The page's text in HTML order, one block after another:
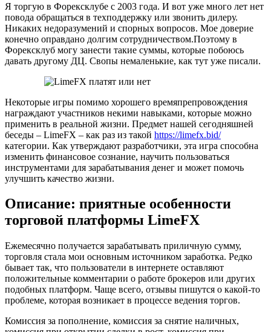
Я торгую в Форексклубе с 2003 года. И вот уже много лет нет
повода обращаться в техподдержку или звонить дилеру.
Никаких недоразумений и спорных вопросов. Мое доверие
конечно оправдано долгим сотрудничеством.Поэтому в
Форексклуб могу занести такие суммы, которые побоюсь
давать другому ДЦ. Свопы немаленькие, как тут уже писали.
Некоторые игры помимо хорошего времяпрепровождения
награждают участников некими навыками, которые можно
применить в реальной жизни. Предмет нашей сегодняшней
беседы – LimeFX – как раз из такой https://limefx.bid/
категории. Как утверждают разработчики, эта игра способна
изменить финансовое сознание, научить пользоваться
инструментами для зарабатывания денег и может помочь
улучшить качество жизни.
Описание: приятные особенности
торговой платформы LimeFX
Ежемесячно получается зарабатывать приличную сумму,
торговля стала мои основным источником заработка. Редко
бывает так, что пользователи в интернете оставляют
положительные комментарии о работе брокеров или других
подобных платформ. Чаще всего, отзывы пишутся о какой-то
проблеме, которая возникает в процессе ведения торгов.
Комиссия за пополнение, комиссия за снятие наличных,